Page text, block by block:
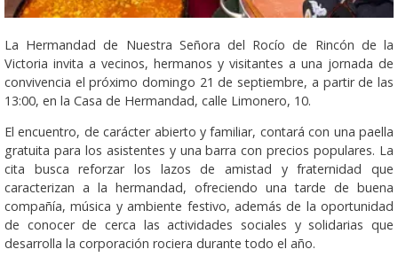
La Hermandad de Nuestra Señora del Rocío de Rincón de la
Victoria invita a vecinos, hermanos y visitantes a una jornada de
convivencia el próximo domingo 21 de septiembre, a partir de las
13:00, en la Casa de Hermandad, calle Limonero, 10.
El encuentro, de carácter abierto y familiar, contará con una paella
gratuita para los asistentes y una barra con precios populares. La
cita busca reforzar los lazos de amistad y fraternidad que
caracterizan a la hermandad, ofreciendo una tarde de buena
compañía, música y ambiente festivo, además de la oportunidad
de conocer de cerca las actividades sociales y solidarias que
desarrolla la corporación rociera durante todo el año.